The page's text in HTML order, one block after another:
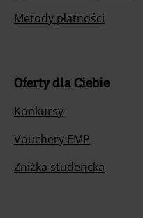
Metody płatności
Oferty dla Ciebie
Konkursy
Vouchery EMP
Zniżka studencka